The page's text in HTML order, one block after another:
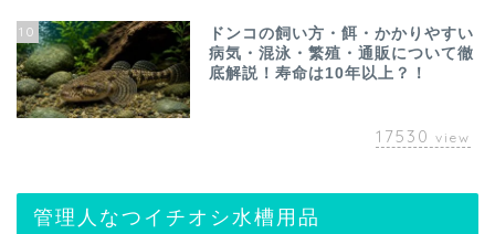
10
ドンコの飼い方・餌・かかりやすい
病気・混泳・繁殖・通販について徹
底解説！寿命は10年以上？！
17530 view
管理人なつイチオシ水槽用品